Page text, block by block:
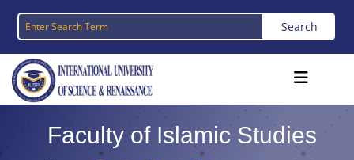
Faculty of Islamic Studies